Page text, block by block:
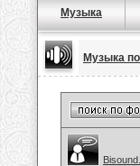
Музыка
Музыка